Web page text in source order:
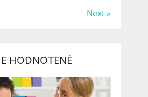
Next »
HODNOTENÉ